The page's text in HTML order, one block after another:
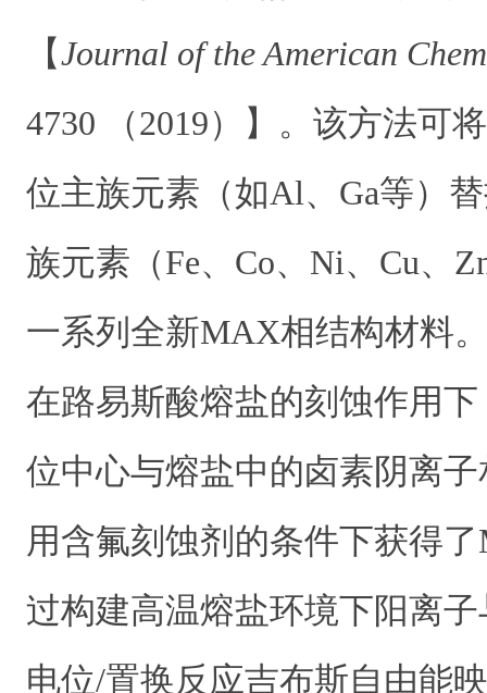
【Journal of the American
4730 （2019）】。该方法可
位主族元素（如Al、Ga等）
族元素（Fe、Co、Ni、Cu、
一系列全新MAX相结构材料
在路易斯酸熔盐的刻蚀作用
位中心与熔盐中的卤素阴离
用含氟刻蚀剂的条件下获得
过构建高温熔盐环境下阳离
电位/置换反应吉布斯自由能